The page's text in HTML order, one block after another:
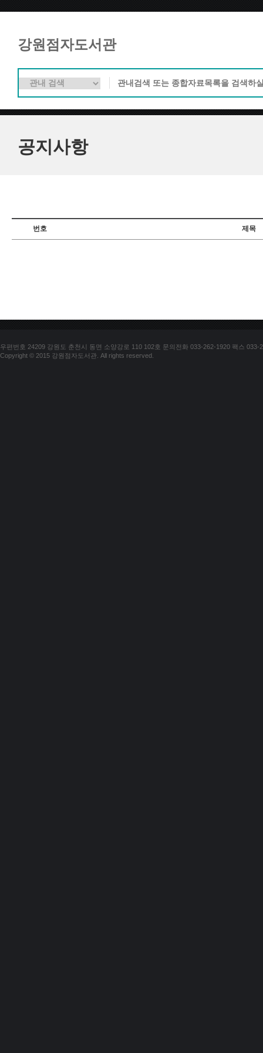
강원점자도서관
공지사항
번호 제목
우편번호 24209 강원도 춘천시 동면 소양강로 110 102호 문의전화 033-262-1920 팩스 033-
Copyright © 2015 강원점자도서관. All rights reserved.